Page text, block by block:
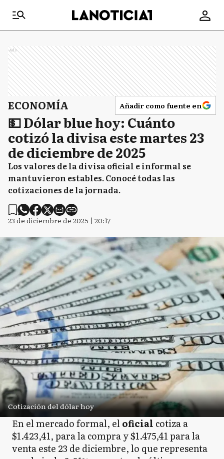
Ads
ECONOMÍA Añadir como fuente en
💵 Dólar blue hoy: Cuánto
cotizó la divisa este martes 23
de diciembre de 2025
Los valores de la divisa oficial e informal se
mantuvieron estables. Conocé todas las
cotizaciones de la jornada.
23 de diciembre de 2025 | 20:17
Cotización del dólar hoy
En el mercado formal, eloficial cotiza a
$1.423,41, para la compra y $1.475,41 para la
venta este 23 de diciembre, lo que representa